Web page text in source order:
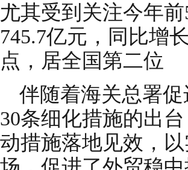
尤其受到关注今年
745.7亿元，同比增
点，居全国第二位
伴随着海关总署
30条细化措施的出
动措施落地见效，